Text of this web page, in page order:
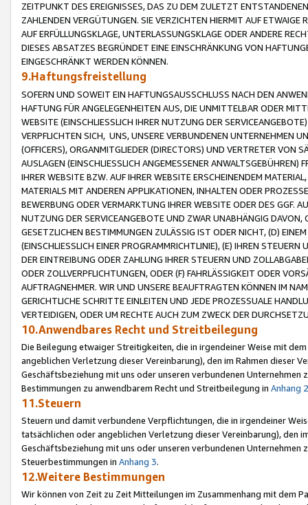
ZEITPUNKT DES EREIGNISSES, DAS ZU DEM ZULETZT
ZAHLENDEN VERGÜTUNGEN. SIE VERZICHTEN HIERMIT AUF
AUF ERFÜLLUNGSKLAGE, UNTERLASSUNGSKLAGE ODER ANDERE
DIESES ABSATZES BEGRÜNDET EINE EINSCHRÄNKUNG VON
EINGESCHRÄNKT WERDEN KÖNNEN.
9.Haftungsfreistellung
SOFERN UND SOWEIT EIN HAFTUNGSAUSSCHLUSS NACH DEN
HAFTUNG FÜR ANGELEGENHEITEN AUS, DIE UNMITTELBAR ODER
WEBSITE (EINSCHLIESSLICH IHRER NUTZUNG DER
VERPFLICHTEN SICH, UNS, UNSERE VERBUNDENEN UNTERNEHMEN
(OFFICERS), ORGANMITGLIEDER (DIRECTORS) UND VERTRETER VON
AUSLAGEN (EINSCHLIESSLICH ANGEMESSENER
IHRER WEBSITE BZW. AUF IHRER WEBSITE ERSCHEINENDEM
MATERIALS MIT ANDEREN APPLIKATIONEN, INHALTEN ODER
BEWERBUNG ODER VERMARKTUNG IHRER WEBSITE ODER DES GGF.
NUTZUNG DER SERVICEANGEBOTE UND ZWAR UNABHÄNGIG
GESETZLICHEN BESTIMMUNGEN ZULÄSSIG IST ODER NICHT, (D)
(EINSCHLIESSLICH EINER PROGRAMMRICHTLINIE), (E) IHREN
DER EINTREIBUNG ODER ZAHLUNG IHRER STEUERN UND
ODER ZOLLVERPFLICHTUNGEN, ODER (F) FAHRLÄSSIGKEIT ODER
AUFTRAGNEHMER. WIR UND UNSERE BEAUFTRAGTEN KÖNNEN IM
GERICHTLICHE SCHRITTE EINLEITEN UND JEDE PROZESSUALE
VERTEIDIGEN, ODER UM RECHTE AUCH ZUM ZWECK DER
10.Anwendbares Recht und Streitbeilegung
Die Beilegung etwaiger Streitigkeiten, die in irgendeiner Weise mit
angeblichen Verletzung dieser Vereinbarung), den im Rahmen dieser
Geschäftsbeziehung mit uns oder unseren verbundenen
Bestimmungen zu anwendbarem Recht und Streitbeilegung in Anhang 2
11.Steuern
Steuern und damit verbundene Verpflichtungen, die in irgendeiner
tatsächlichen oder angeblichen Verletzung dieser Vereinbarung), den
Geschäftsbeziehung mit uns oder unseren verbundenen
Steuerbestimmungen in Anhang 3.
12.Weitere Bestimmungen
Wir können von Zeit zu Zeit Mitteilungen im Zusammenhang mit dem